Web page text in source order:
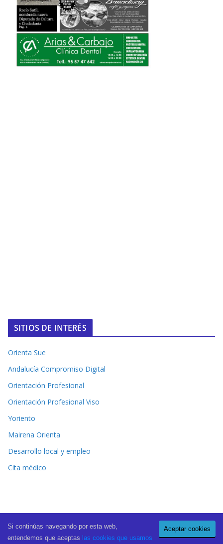
SITIOS DE INTERÉS
Orienta Sue
Andalucía Compromiso Digital
Orientación Profesional
Orientación Profesional Viso
Yoriento
Mairena Orienta
Desarrollo local y empleo
Cita médico
Copyright © 2026 El Periódico de Mairena
. All rights reserved.
Aceptar cookies
Si continúas navegando por esta web,
entendemos que aceptas las cookies que usamos